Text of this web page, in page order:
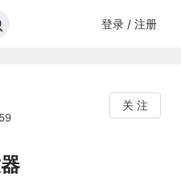
登录 / 注册
关 注